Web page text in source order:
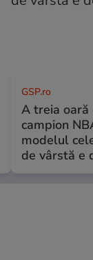
GSP.ro
A treia oară
campion
modelul
de vârstă e